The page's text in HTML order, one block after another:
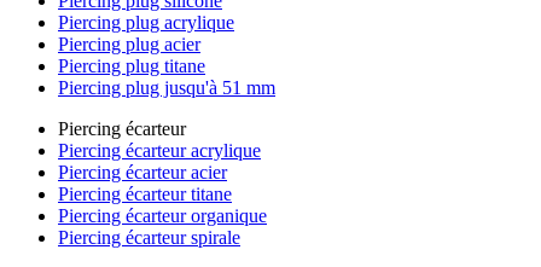
Piercing plug acrylique
Piercing plug acier
Piercing plug titane
Piercing plug jusqu'à 51 mm
Piercing écarteur
Piercing écarteur acrylique
Piercing écarteur acier
Piercing écarteur titane
Piercing écarteur organique
Piercing écarteur spirale